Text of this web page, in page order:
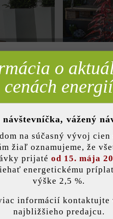
o
cenách energií
návštevníčka, vážený
na súčasný vývoj cien
žiaľ oznamujeme, že
prijaté od 15. mája
energetickému
výške 2,5 %.
informácií kontaktujte
najbližšieho predajcu.